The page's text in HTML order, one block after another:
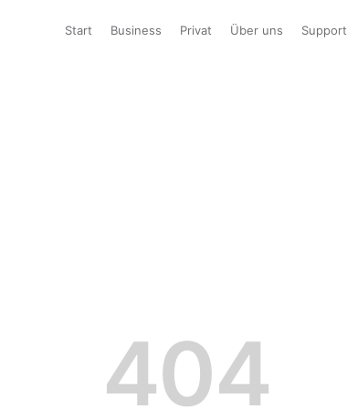
Start Business Privat Über uns Support
404